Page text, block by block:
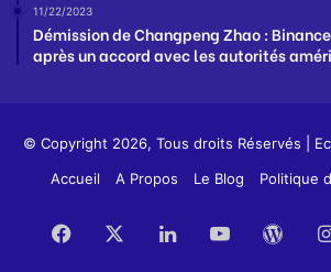
11/22/2023
Démission de Changpeng Zhao :
après un accord avec les autorités
© Copyright 2026, Tous droits Réservés |
Accueil
A Propos Le Blog Politique
Facebook LinkedinYouTube